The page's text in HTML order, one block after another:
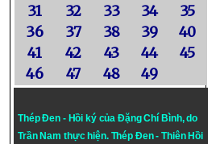
31
32 33 34
35
36
37 38 39
40
41
42 43 44
45
46
47 48 49
Thép Đen - Hồi ký của Đặng Chí Bình, do
Trần Nam thực hiện. Thép Đen- Thiên Hồi